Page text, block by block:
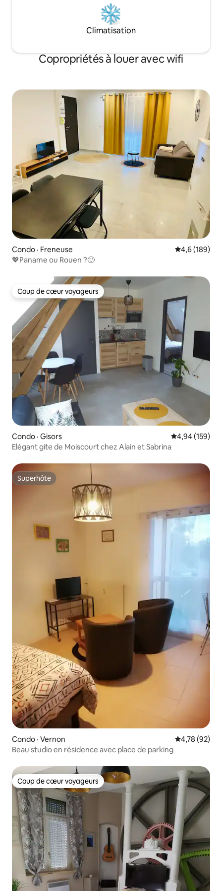
Climatisation
Copropriétés à louer avec wifi
Condo · Freneuse Note
4,6 (189)
💖Paname ou Rouen ?🙂
Coup de cœur voyageurs
Coup de cœur voyageurs
Condo · Gisors Note
4,94 (159)
Elégant gite de Moiscourt chez Alain et Sabrina
Superhôte
Superhôte
Condo · Vernon Note
4,78 (92)
Beau studio en résidence avec place de parking
Coup de cœur voyageurs
Coup de cœur voyageurs